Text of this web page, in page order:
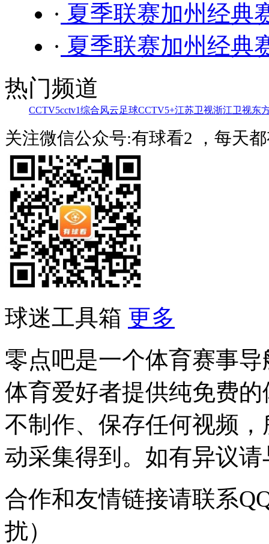
· 夏季联赛加州经典
· 夏季联赛加州经典
热门频道
CCTV5cctv1综合风云足球CCTV5+江苏卫视浙江卫视东
关注微信公众号:有球看2 ，每天
球迷工具箱 更多
零点吧是一个体育赛事
体育爱好者提供纯免费
不制作、保存任何视频
动采集得到。如有异议
合作和友情链接请联系
扰）